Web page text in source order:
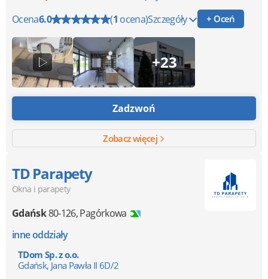
Ocena6.0 (1 ocena)Szczegóły + Oceń
+23
Zadzwoń
Zobacz więcej
TD Parapety
Okna i parapety
Gdańsk80-126,Pagórkowa
inne oddziały
TDom Sp. z o.o.
Gdańsk, Jana Pawła II 6D/2